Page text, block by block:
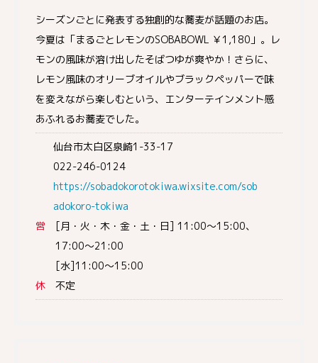
シーズンごとに発表する独創的な蕎麦が話題のお店。
今夏は「まるごとレモンのSOBABOWL ￥1,180」。レ
モンの風味が溶け出したそばつゆが爽やか！さらに、
レモン風味のオリーブオイルやブラックペッパーで味
を変えながら楽しむという、エンターテインメント感
あふれるお蕎麦でした。
仙台市太白区泉崎1-33-17
022-246-0124
https://sobadokorotokiwa.wixsite.com/sob
adokoro-tokiwa
営 [月・火・木・金・土・日] 11:00～15:00、
17:00～21:00
[水]11:00～15:00
休 不定